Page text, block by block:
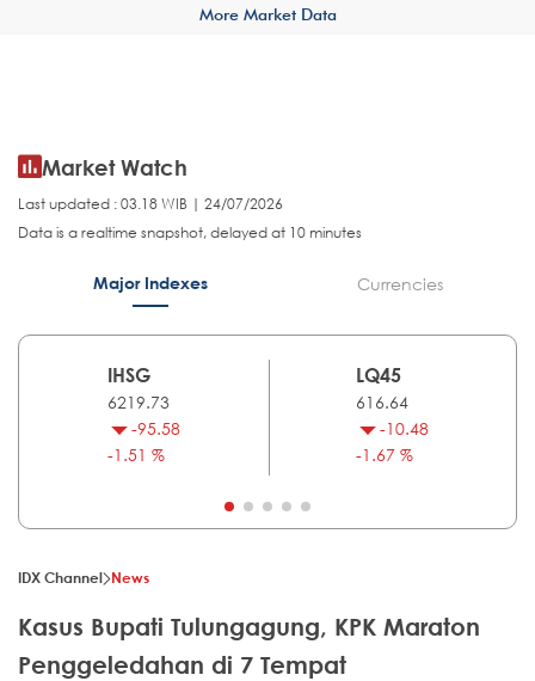
More Market Data
Market Watch
Last updated : 03.18 WIB | 24/07/2026
Data is a realtime snapshot, delayed at 10 minutes
Major Indexes Currencies
IHSG
6219.73
-95.58
-1.51 %
LQ45
616.64
-10.48
-1.67 %
IDX Channel News
Kasus Bupati Tulungagung, KPK Maraton
Penggeledahan di 7 Tempat